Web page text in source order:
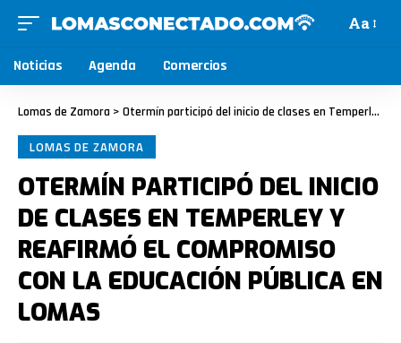
Aa
Noticias Agenda Comercios
Lomas de Zamora > Otermín participó del inicio de clases en Temperley y reafirmó el compromiso con la educación pública en Lomas
LOMAS DE ZAMORA
OTERMÍN PARTICIPÓ DEL INICIO
DE CLASES EN TEMPERLEY Y
REAFIRMÓ EL COMPROMISO
CON LA EDUCACIÓN PÚBLICA EN
LOMAS